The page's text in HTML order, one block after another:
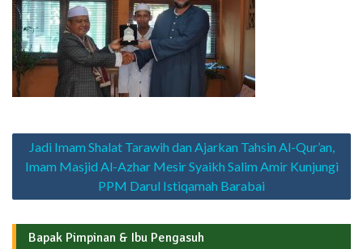
Navigasi
pos
Jadi Imam Shalat Tarawih dan Ajarkan Tahsin Al-Qur’an,
Imam Masjid Al-Azhar Mesir Syaikh Salim Amir Kunjungi
PPM Darul Istiqamah Barabai
Bapak Pimpinan & Ibu Pengasuh